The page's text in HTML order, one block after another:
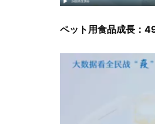
ペット用食品成長：